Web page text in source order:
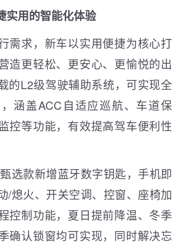
实用的智能化体验
需求，新车以实用便捷为核心打
造更轻松、更安心、更愉悦的出
的L2级驾驶辅助系统，可实现全
涵盖ACC自适应巡航、车道保
控等功能，有效提高驾车便利性
选款新增蓝牙数字钥匙，手机即
/熄火、开关空调、控窗、座椅加
控制功能，夏日提前降温、冬季
确认锁窗均可实现，同时解决忘